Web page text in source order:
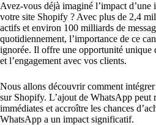
Avez-vous déjà imaginé l’impact
votre site Shopify ? Avec plus de 2,4
actifs et environ 100 milliards de
quotidiennement, l’importance de ce
ignorée. Il offre une opportunité unique
et l’engagement avec vos clients.
Nous allons découvrir comment
sur Shopify. L’ajout de WhatsApp peut
immédiates et accroître les chances
WhatsApp a un impact significatif.